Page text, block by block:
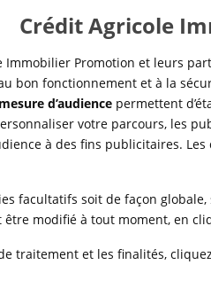
depuis
ses clients
offres et services sur
gestion
locative, syndic
copropriété,…
D'UTILISATION POLITIQUE DE
Crédit Agricole
Promotion et leurs
bon fonctionnement et à la
d’audiencepermettent
votre parcours, les
à des fins publicitaires.
facultatifs soit de façon
modifié à tout moment, en
traitement et les finalités,